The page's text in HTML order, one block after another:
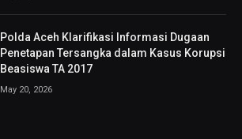
Polda Aceh Klarifikasi Informasi Dugaan
Penetapan Tersangka dalam Kasus Korupsi
Beasiswa TA 2017
May 20, 2026